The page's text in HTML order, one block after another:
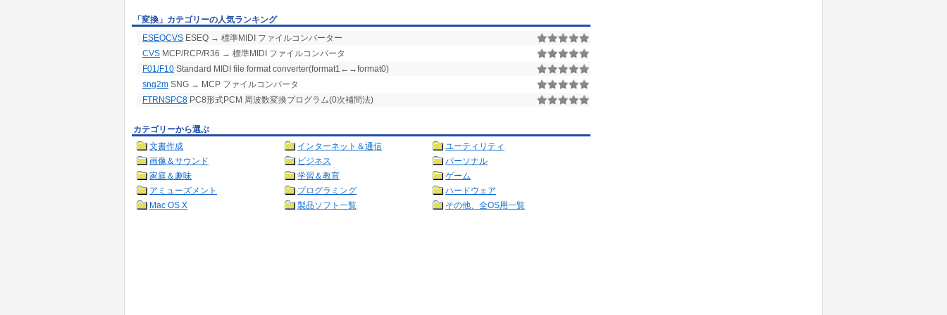
「変換」カテゴリーの人気ランキング
ESEQCVS ESEQ → 標準MIDI ファイルコンバーター
CVS MCP/RCP/R36 → 標準MIDI ファイルコンバータ
F01/F10 Standard MIDI file format converter(format1←→format0)
sng2m SNG → MCP ファイルコンバータ
FTRNSPC8 PC8形式PCM 周波数変換プログラム(0次補間法)
カテゴリーから選ぶ
文書作成
インターネット＆通信
ユーティリティ
画像＆サウンド
ビジネス
パーソナル
家庭＆趣味
学習＆教育
ゲーム
アミューズメント
プログラミング
ハードウェア
Mac OS X
製品ソフト一覧 その他、全OS用一覧